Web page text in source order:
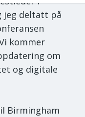
jeg deltatt på
kommer
om
og digitale
Birmingham